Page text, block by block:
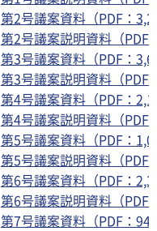
第2号議案資料（PDF：
第2号議案説明資料（PDF
第3号議案資料（PDF：
第3号議案説明資料（PDF
第4号議案資料（PDF：
第4号議案説明資料（PDF
第5号議案資料（PDF：
第5号議案説明資料（PDF
第6号議案資料（PDF：
第6号議案説明資料（PDF
第7号議案資料（PDF：